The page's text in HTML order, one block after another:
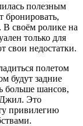
бронировать,
В своём ролике на
только для
свои недостатки.
полетом
будут задние
больше шансов,
Джил. Это
привилегию